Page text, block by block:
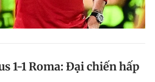
1-1 Roma: Đại chiến hấp